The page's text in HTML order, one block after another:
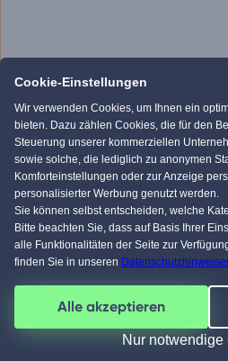
Cookie-Einstellungen
Wir verwenden Cookies, um Ihnen ein
bieten. Dazu zählen Cookies, die für den
Steuerung unserer kommerziellen
sowie solche, die lediglich zu anonymen
Komforteinstellungen oder zur Anzeige
personalisierter Werbung genutzt werden.
Sie können selbst entscheiden, welche
Bitte beachten Sie, dass auf Basis Ihrer
alle Funktionalitäten der Seite zur
finden Sie in unseren
Alle akzeptieren
Nur notwendige